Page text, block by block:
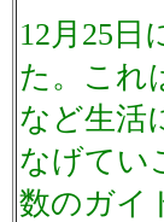
12月25日
た。これ
など生活
なげてい
数のガイ